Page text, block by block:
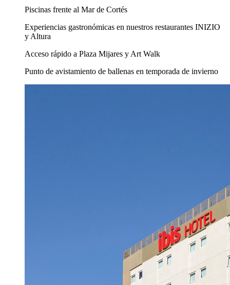
Piscinas frente al Mar de Cortés
Experiencias gastronómicas en nuestros restaurantes INIZIO
y Altura
Acceso rápido a Plaza Mijares y Art Walk
Punto de avistamiento de ballenas en temporada de invierno